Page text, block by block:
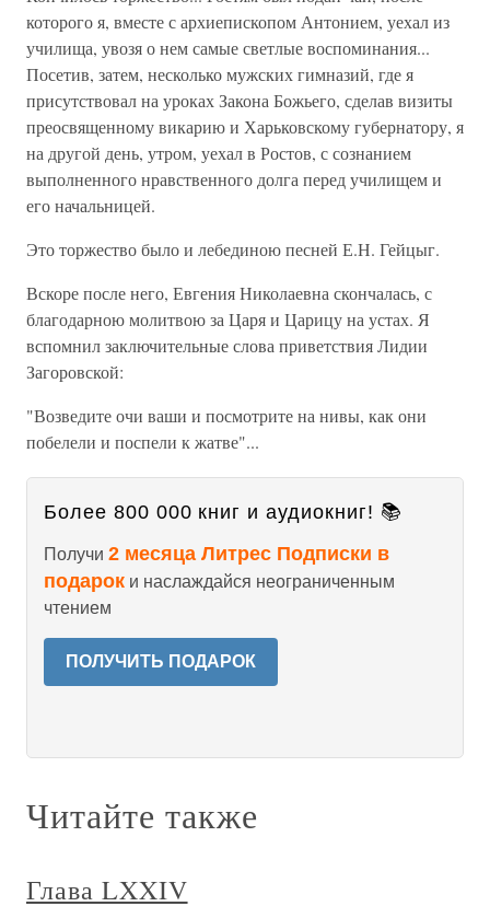
которого я, вместе с архиепископом Антонием, уехал из
училища, увозя о нем самые светлые воспоминания...
Посетив, затем, несколько мужских гимназий, где я
присутствовал на уроках Закона Божьего, сделав визиты
преосвященному викарию и Харьковскому губернатору, я
на другой день, утром, уехал в Ростов, с сознанием
выполненного нравственного долга перед училищем и
его начальницей.
Это торжество было и лебединою песней Е.Н. Гейцыг.
Вскоре после него, Евгения Николаевна скончалась, с
благодарною молитвою за Царя и Царицу на устах. Я
вспомнил заключительные слова приветствия Лидии
Загоровской:
"Возведите очи ваши и посмотрите на нивы, как они
побелели и поспели к жатве"...
Более 800 000 книг и аудиокниг! 📚
Получи 2 месяца Литрес Подписки в
подарок и наслаждайся неограниченным
чтением
ПОЛУЧИТЬ ПОДАРОК
Читайте также
Глава LXXIV